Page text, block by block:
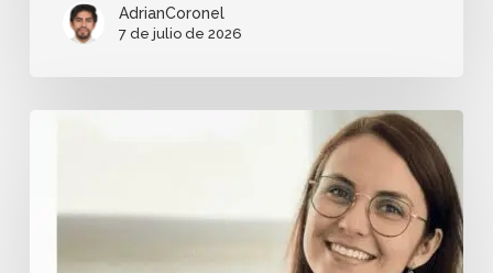
AdrianCoronel
7 de julio de 2026